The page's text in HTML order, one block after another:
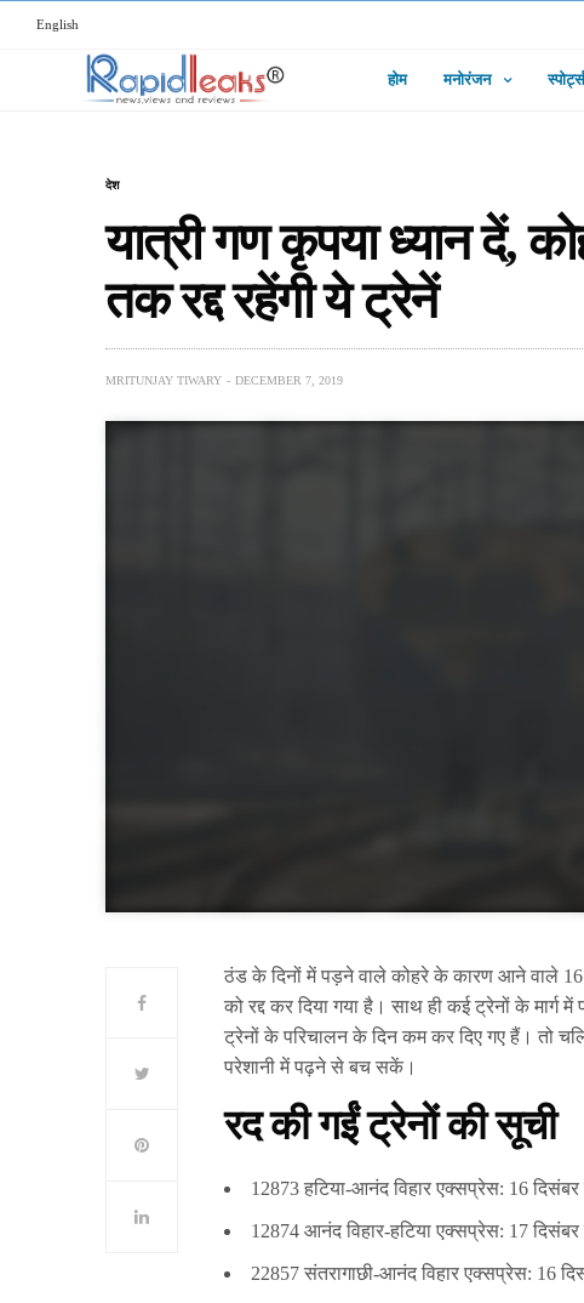
English
होम मनोरंजन स्पोर्ट्स
देश
यात्री गण कृपया ध्‍यान दें,
तक रद्द रहेंगी ये ट्रेनें
MRITUNJAY TIWARY DECEMBER 7, 2019
ठंड के दिनों में पड़ने वाले कोहरे के कारण आने वाले
को रद्द कर दिया गया है। साथ ही कई ट्रेनों के मार्ग
ट्रेनों के परिचालन के दिन कम कर दिए गए हैं। तो
परेशानी में पढ़ने से बच सकें।
रद की गईं ट्रेनों की सूची
12873 हटिया-आनंद विहार एक्‍सप्रेस: 16
12874 आनंद विहार-हटिया एक्‍सप्रेस: 17
22857 संतरागाछी-आनंद विहार एक्‍सप्रेस: 16